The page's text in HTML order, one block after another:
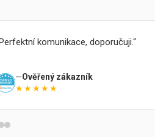
Perfektní komunikace, doporučuji.
Ověřený zákazník
★★★★★